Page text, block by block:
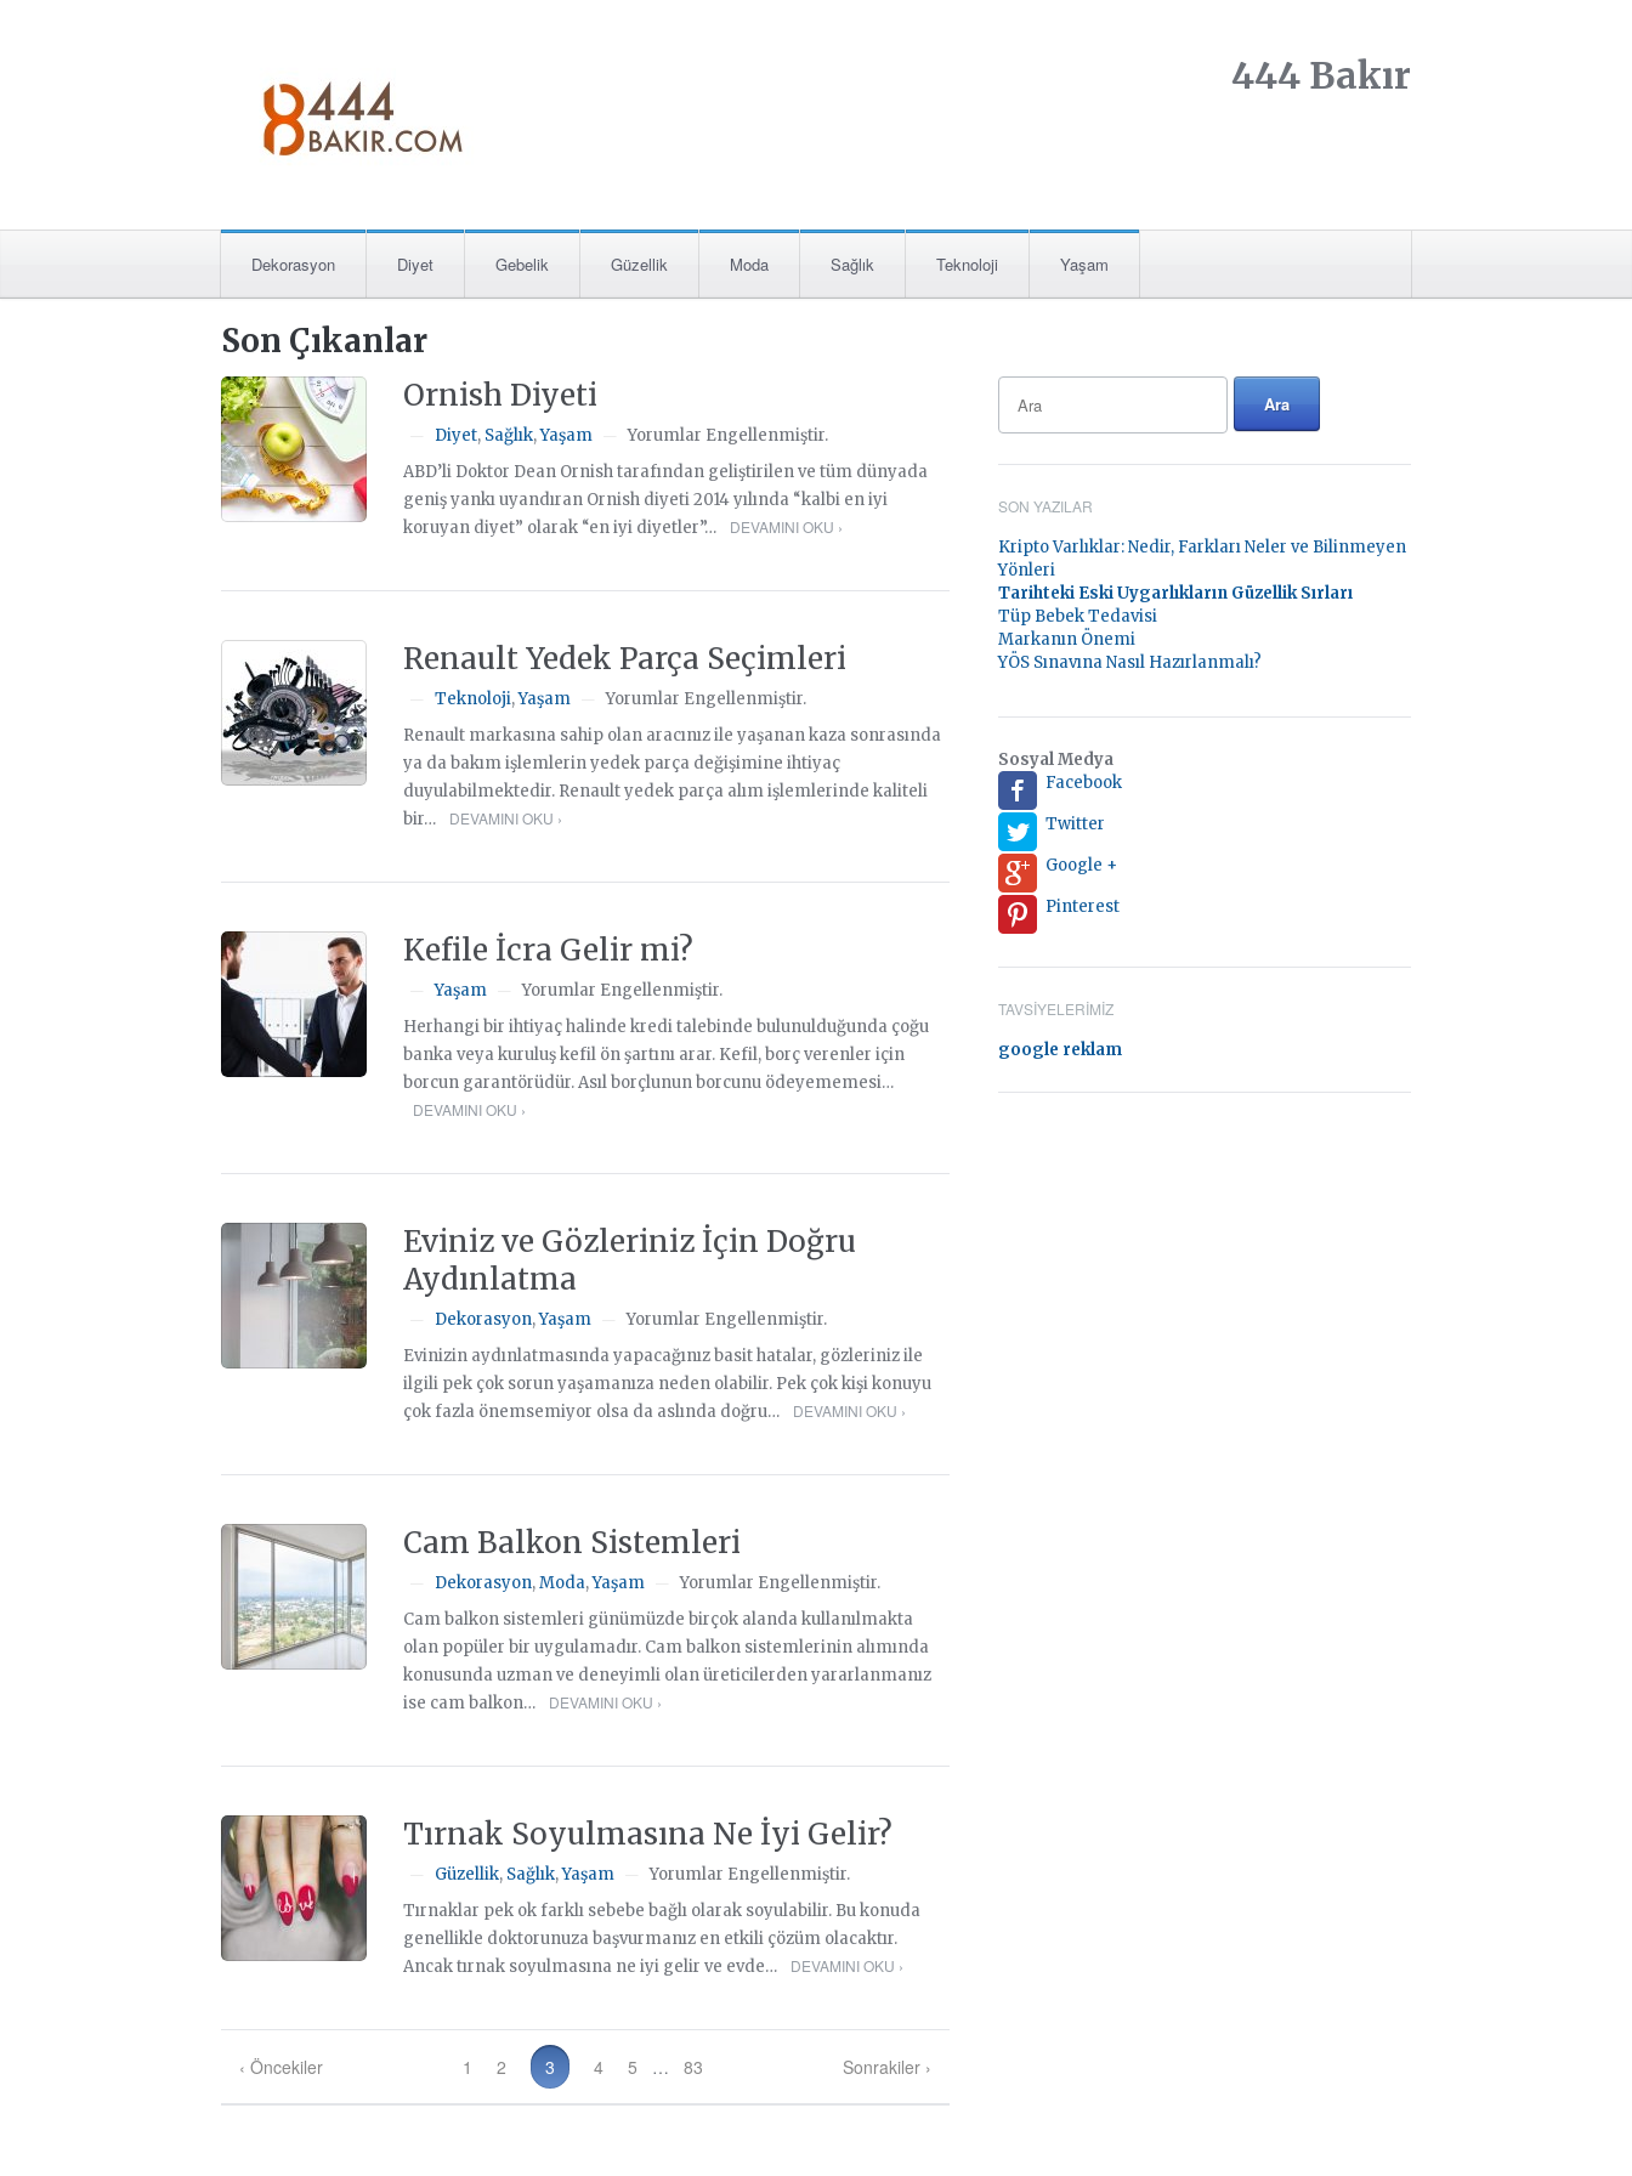
444 Bakır
Dekorasyon Diyet Gebelik Güzellik Moda Sağlık Teknoloji Yaşam
Son Çıkanlar
Ornish Diyeti
Diyet, Sağlık,Yaşam
Yorumlar Engellenmiştir.
ABD’li Doktor Dean Ornish tarafından geliştirilen ve tüm dünyada
geniş yankı uyandıran Ornish diyeti 2014 yılında “kalbi en iyi
koruyan diyet” olarak “en iyi diyetler”…
DEVAMINI OKU ›
Renault Yedek Parça Seçimleri
Teknoloji,Yaşam
Yorumlar Engellenmiştir.
Renault markasına sahip olan aracınız ile yaşanan kaza sonrasında
ya da bakım işlemlerin yedek parça değişimine ihtiyaç
duyulabilmektedir. Renault yedek parça alım işlemlerinde kaliteli
bir…
DEVAMINI OKU ›
Kefile İcra Gelir mi?
Yaşam
Yorumlar Engellenmiştir.
Herhangi bir ihtiyaç halinde kredi talebinde bulunulduğunda çoğu
banka veya kuruluş kefil ön şartını arar. Kefil, borç verenler için
borcun garantörüdür. Asıl borçlunun borcunu ödeyememesi…
DEVAMINI OKU ›
Eviniz ve Gözleriniz İçin Doğru
Aydınlatma
Dekorasyon,Yaşam
Yorumlar Engellenmiştir.
Evinizin aydınlatmasında yapacağınız basit hatalar, gözleriniz ile
ilgili pek çok sorun yaşamanıza neden olabilir. Pek çok kişi konuyu
çok fazla önemsemiyor olsa da aslında doğru…
DEVAMINI OKU ›
Cam Balkon Sistemleri
Dekorasyon,Moda,Yaşam
Yorumlar Engellenmiştir.
Cam balkon sistemleri günümüzde birçok alanda kullanılmakta
olan popüler bir uygulamadır. Cam balkon sistemlerinin alımında
konusunda uzman ve deneyimli olan üreticilerden yararlanmanız
ise cam balkon…
DEVAMINI OKU ›
Tırnak Soyulmasına Ne İyi Gelir?
Güzellik, Sağlık,Yaşam
Yorumlar Engellenmiştir.
Tırnaklar pek ok farklı sebebe bağlı olarak soyulabilir. Bu konuda
genellikle doktorunuza başvurmanız en etkili çözüm olacaktır.
Ancak tırnak soyulmasına ne iyi gelir ve evde…
DEVAMINI OKU ›
‹ Öncekiler 1 2 3 4 5 … 83 Sonrakiler ›
SON YAZILAR
Kripto Varlıklar: Nedir, Farkları Neler ve Bilinmeyen
Yönleri
Tarihteki Eski Uygarlıkların Güzellik Sırları
Tüp Bebek Tedavisi
Markanın Önemi
YÖS Sınavına Nasıl Hazırlanmalı?
Sosyal Medya
Facebook
Twitter
Google +
Pinterest
TAVSIYELERIMIZ
google reklam